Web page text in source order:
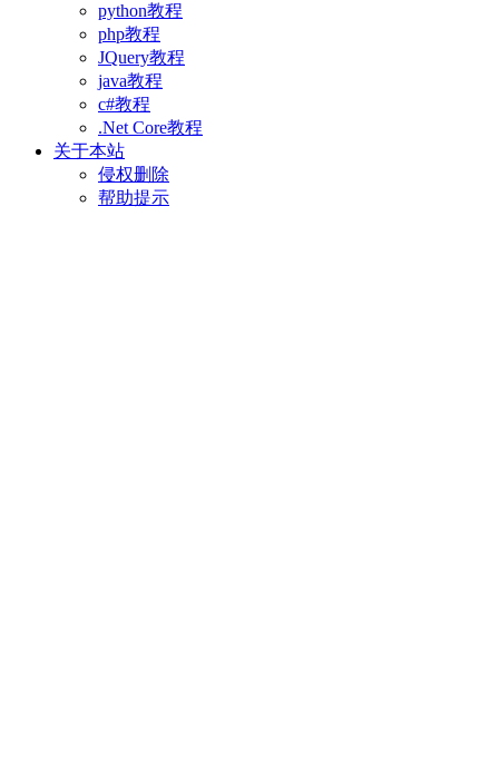
python教程
php教程
JQuery教程
java教程
c#教程
.Net Core教程
关于本站
侵权删除
帮助提示